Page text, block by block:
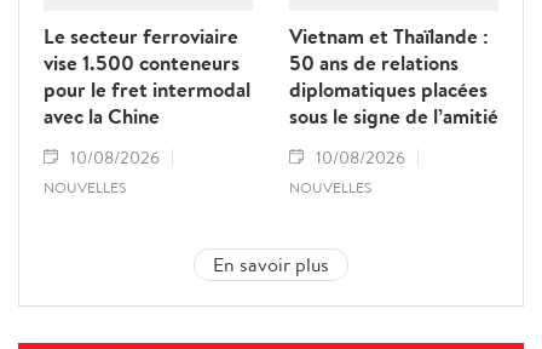
Le secteur ferroviaire
vise 1.500 conteneurs
pour le fret intermodal
avec la Chine
10/08/2026
NOUVELLES
Vietnam et Thaïlande :
50 ans de relations
diplomatiques placées
sous le signe de l’amitié
10/08/2026
NOUVELLES
En savoir plus